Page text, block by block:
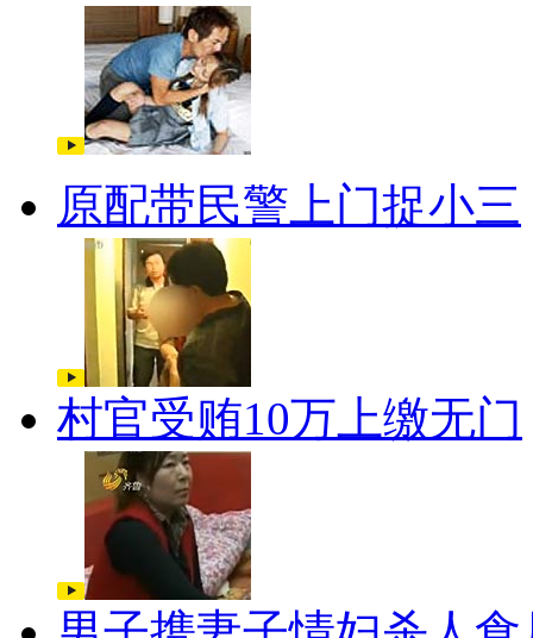
原配带民警上门捉小三
村官受贿10万上缴无门